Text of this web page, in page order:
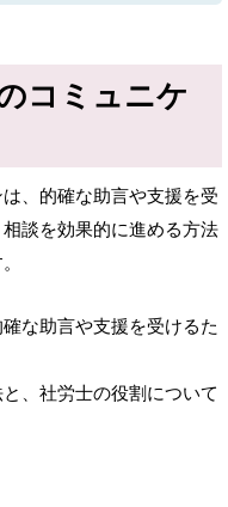
コミュニケ
、的確な助言や支援を受
談を効果的に進める方法
な助言や支援を受けるた
、社労士の役割について